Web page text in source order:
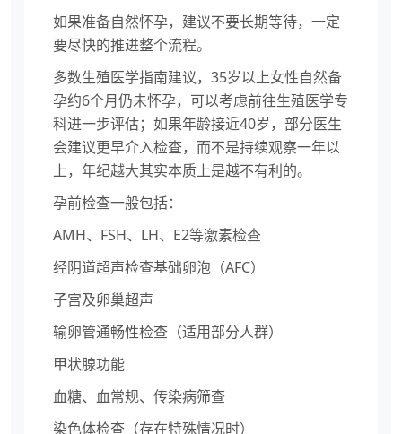
如果准备自然怀孕，建议不要长期等待，一定
要尽快的推进整个流程。
多数生殖医学指南建议，35岁以上女性自然备
孕约6个月仍未怀孕，可以考虑前往生殖医学专
科进一步评估；如果年龄接近40岁，部分医生
会建议更早介入检查，而不是持续观察一年以
上，年纪越大其实本质上是越不有利的。
孕前检查一般包括：
AMH、FSH、LH、E2等激素检查
经阴道超声检查基础卵泡（AFC）
子宫及卵巢超声
输卵管通畅性检查（适用部分人群）
甲状腺功能
血糖、血常规、传染病筛查
染色体检查（存在特殊情况时）